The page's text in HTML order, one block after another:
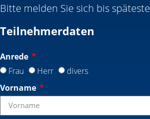
Bitte melden Sie sich bis
Teilnehmerdaten
Anrede
Frau
Herr
divers
Vorname